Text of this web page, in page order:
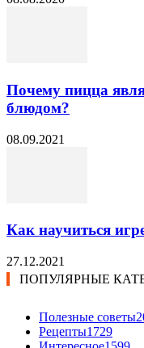
Почему пицца
блюдом?
08.09.2021
Как научиться
27.12.2021
ПОПУЛЯРНЫЕ
Полезные советы
Рецепты1729